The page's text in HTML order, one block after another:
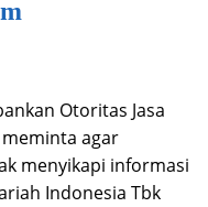
Otoritas Jasa
meminta agar
menyikapi informasi
Indonesia Tbk